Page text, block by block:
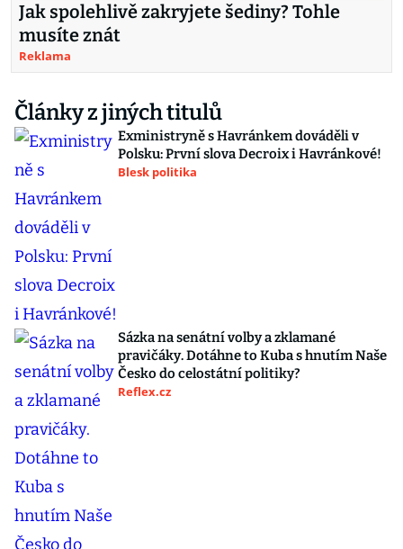
Jak spolehlivě zakryjete šediny? Tohle
musíte znát
Reklama
Články z jiných titulů
Exministryně s Havránkem dováděli v
Polsku: První slova Decroix i Havránkové!
Blesk politika
Sázka na senátní volby a zklamané
pravičáky. Dotáhne to Kuba s hnutím Naše
Česko do celostátní politiky?
Reflex.cz